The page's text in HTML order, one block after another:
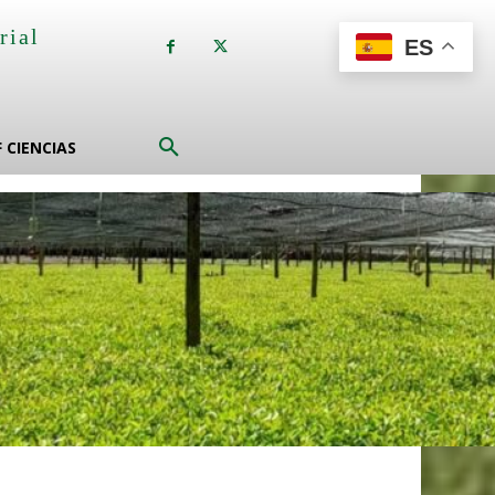
CIENCIAS
ES